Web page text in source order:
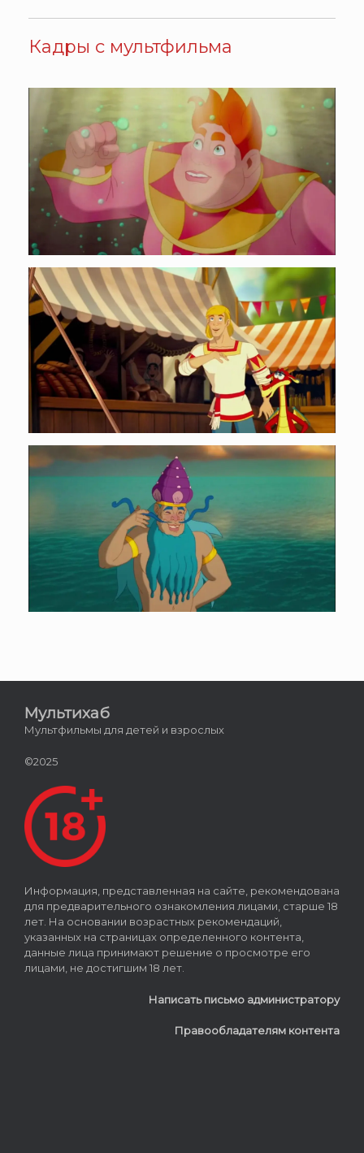
Кадры с мультфильма
Мультихаб
Мультфильмы для детей и взрослых
©2025
Информация, представленная на сайте, рекомендована
для предварительного ознакомления лицами, старше 18
лет. На основании возрастных рекомендаций,
указанных на страницах определенного контента,
данные лица принимают решение о просмотре его
лицами, не достигшим 18 лет.
Написать письмо администратору
Правообладателям контента